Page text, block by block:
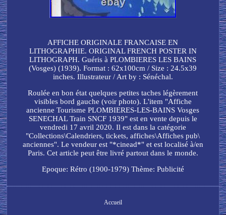
AFFICHE ORIGINALE FRANCAISE EN
LITHOGRAPHIE. ORIGINAL FRENCH POSTER IN
LITHOGRAPH. Guéris à PLOMBIERES LES BAINS
(Vosges) (1939). Format : 62x100cm / Size : 24.5x39
inches. Illustrateur / Art by : Sénéchal.
Roulée en bon état quelques petites taches légèrement
visibles bord gauche (voir photo). L'item "Affiche
ancienne Tourisme PLOMBIERES-LES-BAINS Vosges
SENECHAL Train SNCF 1939" est en vente depuis le
vendredi 17 avril 2020. Il est dans la catégorie
"Collections\Calendriers, tickets, affiches\Affiches pub\
anciennes". Le vendeur est "*cinead*" et est localisé à/en
Paris. Cet article peut être livré partout dans le monde.
Epoque: Rétro (1900-1979) Thème: Publicité
Accueil